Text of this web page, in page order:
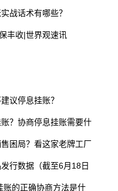
战话术有哪些？
丰收|世界观速讯
议停息挂账？
？协商停息挂账需要什
困局？看这家老牌工厂
行数据（截至6月18日
账的正确协商方法是什